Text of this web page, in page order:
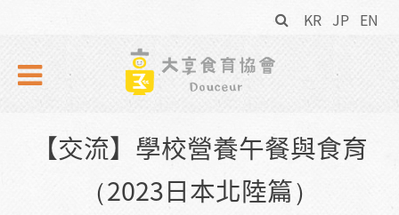
KR JP EN
搜
尋
表
【交流】學校營養午餐與食育
（2023日本北陸篇）